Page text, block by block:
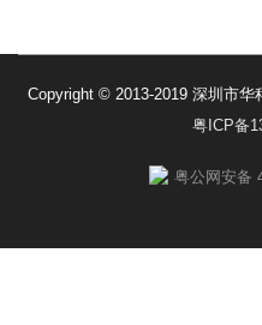
Copyright © 2013-2019 深圳市
粤ICP备
粤公网安备